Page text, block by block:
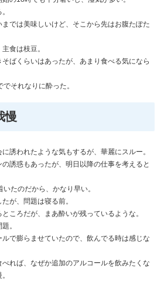
では美味しいけど、そこから先はお腹たぽた
食は枝豆。
ばくらいはあったが、あまり食べる気になら
それなりに酔った。
慢
誘われたような気もするが、華麗にスルー。
誘惑もあったが、明日以降の仕事を考えると
たのだから、かなり早い。
が、問題は寝る前。
ころだが、まあ酔いが残っているような。
。
で膨らませていたので、飲んでる時は感じな
れば、なぜか追加のアルコールを飲みたくな